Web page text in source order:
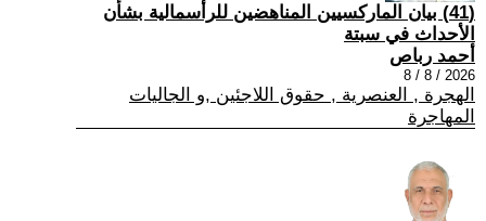
(41) بيان الماركسيين المناهضين للرأسمالية بشأن
الأحداث في سبتة
أحمد رباص
2026 / 8 / 8
الهجرة , العنصرية , حقوق اللاجئين ,و الجاليات
المهاجرة